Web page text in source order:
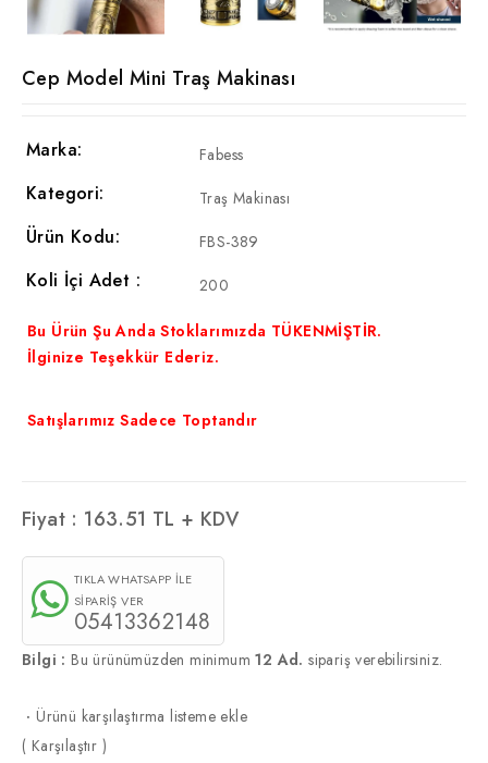
Cep Model Mini Traş Makinası
Marka: Fabess
Kategori: Traş Makinası
Ürün Kodu: FBS-389
Koli İçi Adet : 200
Bu Ürün Şu Anda Stoklarımızda TÜKENMİŞTİR.
İlginize Teşekkür Ederiz.
Satışlarımız Sadece Toptandır
Fiyat : 163.51 TL + KDV
TIKLA WHATSAPP İLE
SİPARİŞ VER
05413362148
Bilgi : Bu ürünümüzden minimum12 Ad. sipariş verebilirsiniz.
·Ürünü karşılaştırma listeme ekle
( Karşılaştır )